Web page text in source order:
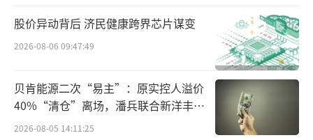
大型药企收购最新动态
抢占「中药」资产
国家出台《关于深化上市公司并购重组市
场改革的意见》等系列政策，多措并举推动并
购重组、促进企业做优做强，以上市公司高质
股价异动背后 济民健康跨界芯片谋变
2026-08-06 09:47:49
贝肯能源二次“易主”：原实控人溢价
40%“清仓”离场，潘兵联合新洋丰、
宏科百世拟入主
2026-08-05 14:11:25